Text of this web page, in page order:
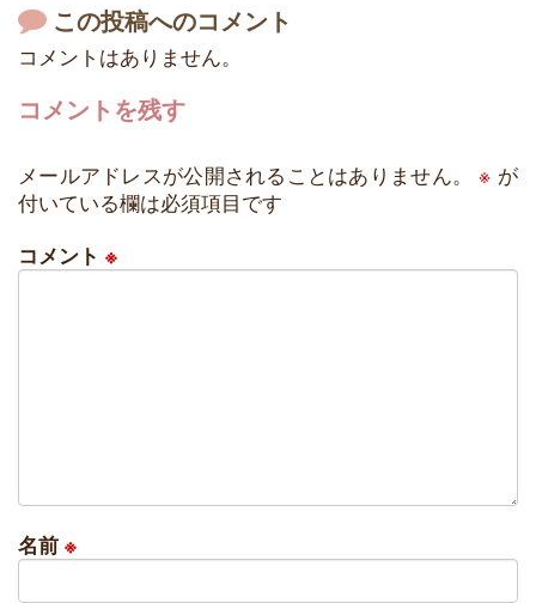
この投稿へのコメント
コメントはありません。
コメントを残す
メールアドレスが公開されることはありません。 ※ が
付いている欄は必須項目です
コメント ※
名前 ※